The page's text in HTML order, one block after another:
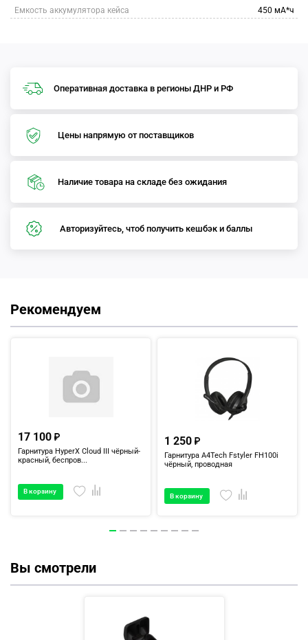
Емкость аккумулятора кейса 450 мА*ч
Оперативная доставка в регионы ДНР и РФ
Цены напрямую от поставщиков
Наличие товара на складе без ожидания
Авторизуйтесь, чтоб получить кешбэк и баллы
Рекомендуем
17 100
Гарнитура HyperX Cloud III чёрный-
красный, беспров...
В корзину
1 250
Гарнитура A4Tech Fstyler FH100i
чёрный, проводная
В корзину
Вы смотрели